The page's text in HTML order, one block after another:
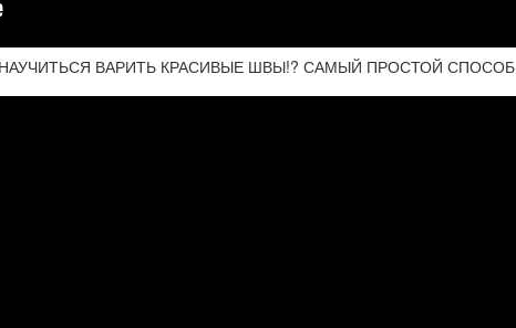
ВАРИТЬ КРАСИВЫЕ ШВЫ!? САМЫЙ ПРОСТОЙ СПОСОБ